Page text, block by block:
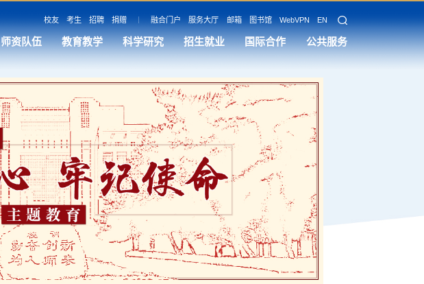
校友 考生 招聘 捐赠 融合门户 服务大厅 邮箱 图书馆 WebVPN EN
师资队伍 教育教学 科学研究 招生就业 国际合作 公共服务